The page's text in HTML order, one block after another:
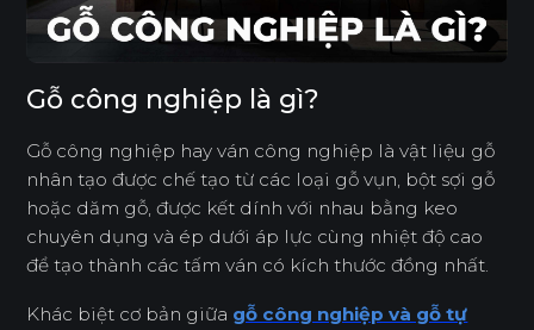
Gỗ công nghiệp là gì?
Gỗ công nghiệp hay ván công nghiệp là vật liệu gỗ
nhân tạo được chế tạo từ các loại gỗ vụn, bột sợi gỗ
hoặc dăm gỗ, được kết dính với nhau bằng keo
chuyên dụng và ép dưới áp lực cùng nhiệt độ cao
để tạo thành các tấm ván có kích thước đồng nhất.
Khác biệt cơ bản giữa gỗ công nghiệp và gỗ tự